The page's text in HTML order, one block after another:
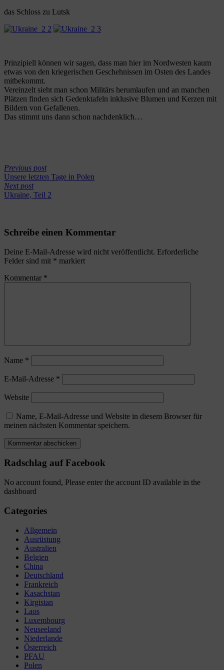
das Schloss zu Lutsk
Prinzipiell können wir sagen, dass man hier im Nordwesten kaum
etwas von den kriegerischen Geschehnissen im Osten des Landes
mitbekommt.
Vereinzelt sieht man schon Militärs herumlaufen und an manchen
Plätzen finden sich Gedenktafeln inklusive Blumen und Kerzen mit
Bildern von Gefallenen.
Das stimmt uns dann schon nachdenklich…
Previous post
Unsere letzten Tage in Polen
Next post
Ukraine, Teil 2
Schreibe einen Kommentar
Deine E-Mail-Adresse wird nicht veröffentlicht. Erforderliche
Felder sind mit * markiert
Kommentar *
Name *
E-Mail-Adresse *
Website
Name, E-Mail-Adresse und Website in diesem Browser für
meinen nächsten Kommentar speichern.
Radschlag auf Facebook
No account found, Please enter the account ID available in the
dashboard
Categories
Allgemein
Ausrüstung
Australien
Belgien
China
Deutschland
Frankreich
Kasachstan
Kirgistan
Laos
Luxembourg
Neuseeland
Niederlande
Österreich
PFAU
Polen